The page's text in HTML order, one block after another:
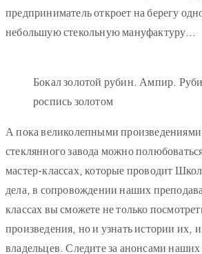
предприниматель откроет на берегу
небольшую стекольную мануфактуру…
Бокал золотой рубин. Ампир.
роспись золотом
А пока великолепными
стеклянного завода можно
мастер-классах, которые проводит
дела, в сопровождении наших
классах вы сможете не только
произведения, но и узнать истории их,
владельцев. Следите за анонсами